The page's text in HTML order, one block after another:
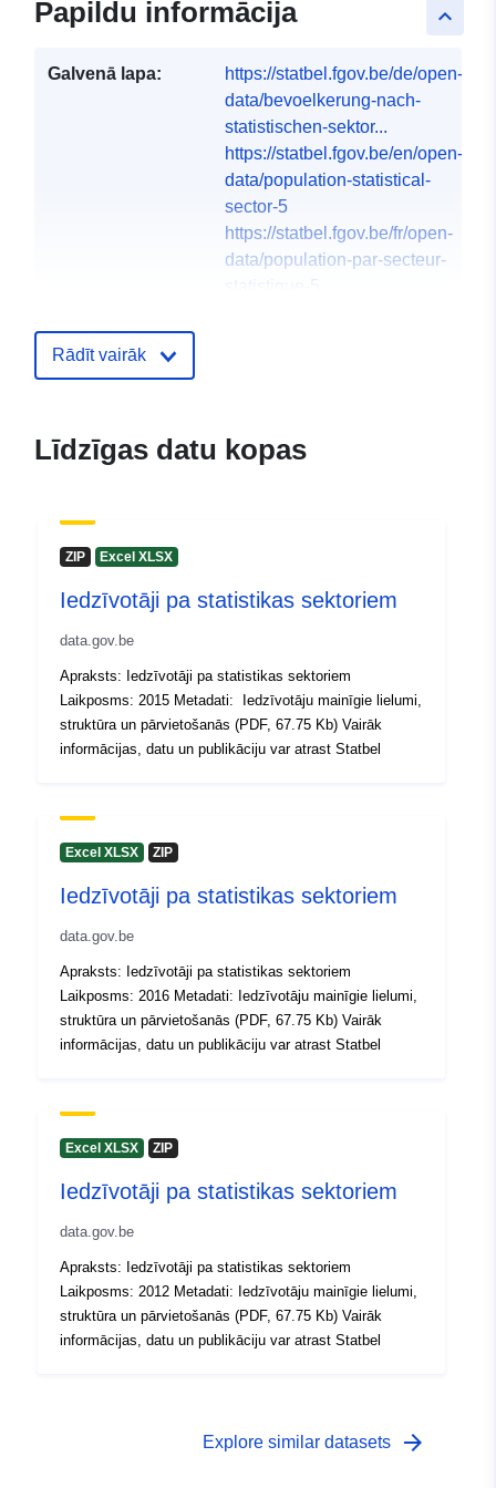
keyboard_arrow_up
Papildu informācija
Galvenā lapa:
https://statbel.fgov.be/de/open-
data/bevoelkerung-nach-
statistischen-sektor...
https://statbel.fgov.be/en/open-
data/population-statistical-
sector-5
https://statbel.fgov.be/fr/open-
data/population-par-secteur-
statistique-5
English
Publicētājs:
E-pasta adrese:
Sākumlapa:
https://statbel.fgov.be/
Kontaktpunkts:
Statbel (Algemene Directie
https://statbel.fgov.be/nl
Kataloga
ieraksts:
Pievienots data.europa.eu:
Jaunākā informācija par
Ģeogrāfiskā
atrašanās vieta:
]
Identifikatori: NodeID1709
uriRef: http://data.europa.eu/88u/dataset/
Rādīt vairāk
Līdzīgas datu kopas
ZIP Excel XLSX
Iedzīvotāji pa statistikas sektoriem
data.gov.be
Apraksts: Iedzīvotāji pa statistikas sektoriem
Laikposms: 2015 Metadati: Iedzīvotāju mainīgie lielumi,
struktūra un pārvietošanās (PDF, 67.75 Kb) Vairāk
informācijas, datu un publikāciju var atrast Statbel
Excel XLSX ZIP
Iedzīvotāji pa statistikas sektoriem
data.gov.be
Apraksts: Iedzīvotāji pa statistikas sektoriem
Laikposms: 2016 Metadati: Iedzīvotāju mainīgie lielumi,
struktūra un pārvietošanās (PDF, 67.75 Kb) Vairāk
informācijas, datu un publikāciju var atrast Statbel
Excel XLSX ZIP
Iedzīvotāji pa statistikas sektoriem
data.gov.be
Apraksts: Iedzīvotāji pa statistikas sektoriem
Laikposms: 2012 Metadati: Iedzīvotāju mainīgie lielumi,
struktūra un pārvietošanās (PDF, 67.75 Kb) Vairāk
informācijas, datu un publikāciju var atrast Statbel
Explore similar datasets arrow_forward